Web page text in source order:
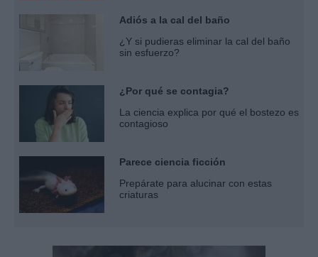
Adiós a la cal del baño
¿Y si pudieras eliminar la cal del baño
sin esfuerzo?
¿Por qué se contagia?
La ciencia explica por qué el bostezo es
contagioso
Parece ciencia ficción
Prepárate para alucinar con estas
criaturas